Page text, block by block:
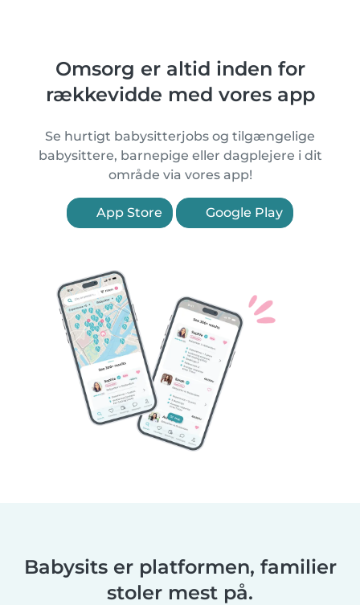
Omsorg er altid inden for
rækkevidde med vores app
Se hurtigt babysitterjobs og tilgængelige
babysittere, barnepige eller dagplejere i dit
område via vores app!
App Store Google Play
Babysits er platformen, familier
stoler mest på.